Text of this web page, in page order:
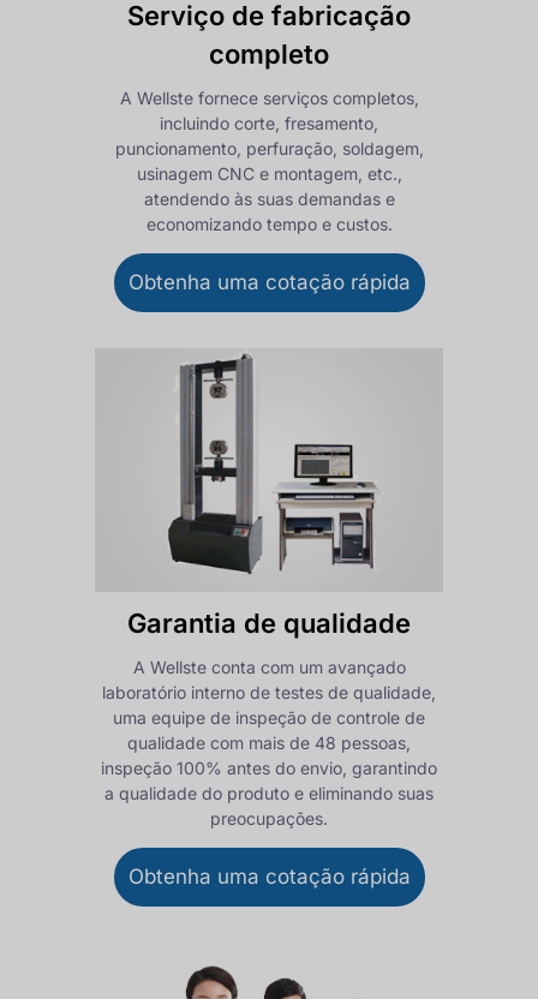
Serviço de fabricação
completo
A Wellste fornece serviços completos,
incluindo corte, fresamento,
puncionamento, perfuração, soldagem,
usinagem CNC e montagem, etc.,
atendendo às suas demandas e
economizando tempo e custos.
Obtenha uma cotação rápida
Garantia de qualidade
A Wellste conta com um avançado
laboratório interno de testes de qualidade,
uma equipe de inspeção de controle de
qualidade com mais de 48 pessoas,
inspeção 100% antes do envio, garantindo
a qualidade do produto e eliminando suas
preocupações.
Obtenha uma cotação rápida